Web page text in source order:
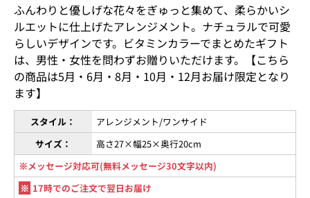
ふんわりと優しげな花々をぎゅっと集めて、柔らかいシ
ルエットに仕上げたアレンジメント。ナチュラルで可愛
らしいデザインです。ビタミンカラーでまとめたギフト
は、男性・女性を問わずお贈りいただけます。【こちら
の商品は5月・6月・8月・10月・12月お届け限定となり
ます】
スタイル：
アレンジメント/ワンサイド
サイズ：
高さ27×幅25×奥行20cm
※メッセージ対応可(無料メッセージ30文字以内)
※ 17時でのご注文で翌日お届け